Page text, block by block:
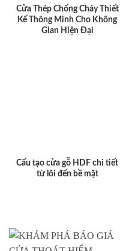
Cửa Thép Chống Cháy Thiết
Kế Thông Minh Cho Không
Gian Hiện Đại
Cấu tạo cửa gỗ HDF chi tiết
từ lõi đến bề mặt